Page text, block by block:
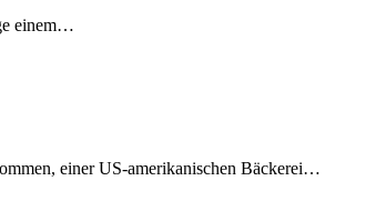
einem…
einer US-amerikanischen Bäckerei…